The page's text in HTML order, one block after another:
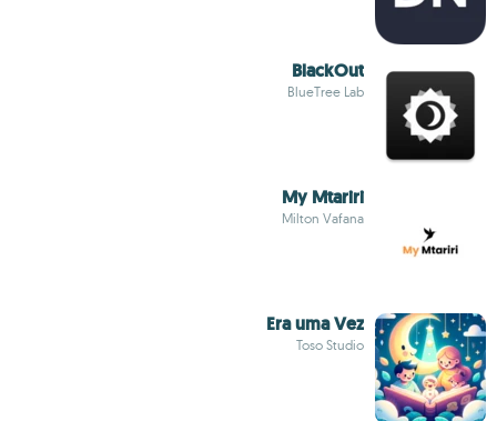
BlackOut
BlueTree Lab
My Mtariri
Milton Vafana
Era uma Vez
Toso Studio